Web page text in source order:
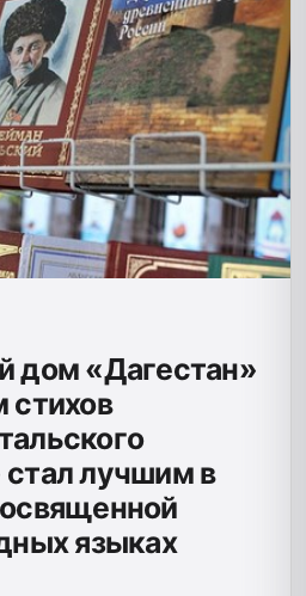
дом «Дагестан»
стихов
лучшим в
языках